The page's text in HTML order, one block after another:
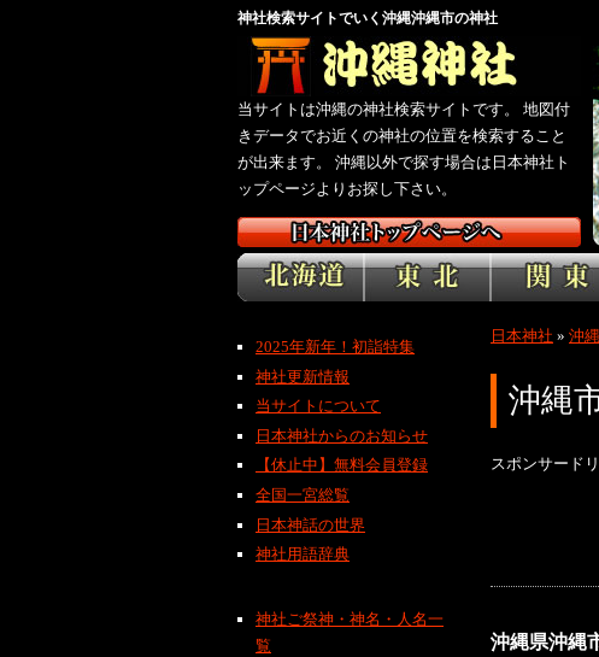
神社検索サイトでいく沖縄沖縄市の神社
当サイトは沖縄の神社検索サイトです。 地図付
きデータでお近くの神社の位置を検索すること
が出来ます。 沖縄以外で探す場合は日本神社ト
ップページよりお探し下さい。
日本神社 » 沖縄
沖縄
スポンサード
沖縄県沖縄
2025年新年！初詣特集
神社更新情報
当サイトについて
日本神社からのお知らせ
【休止中】無料会員登録
全国一宮総覧
日本神話の世界
神社用語辞典
神社ご祭神・神名・人名一
覧